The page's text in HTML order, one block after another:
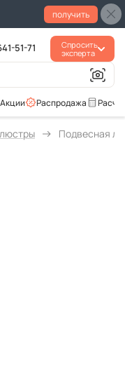
получить
51-71
Спросить
эксперта
Распродажа
Акции
Подвесная